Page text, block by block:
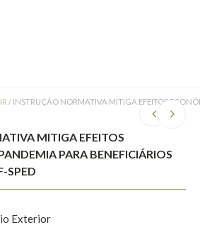
/ INSTRUÇÃO NORMATIVA MITIGA EFEITOS
MITIGA EFEITOS
PARA BENEFICIÁRIOS
SPED
Exterior